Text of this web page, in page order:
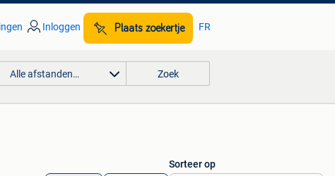
Inloggen Plaats zoekertje FR
Alle afstanden… Zoek
Sorteer op